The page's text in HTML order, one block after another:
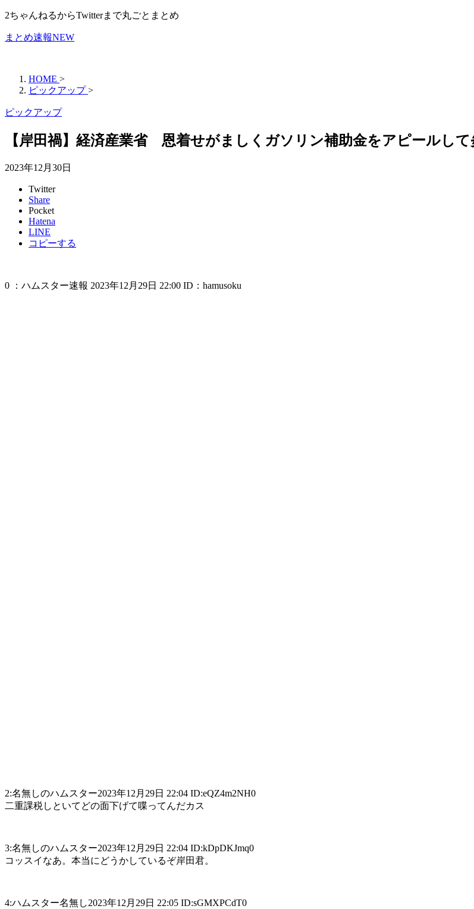
2ちゃんねるからTwitterまで丸ごとまとめ
まとめ速報NEW
HOME >
ピックアップ >
ピックアップ
【岸田禍】経済産業省 恩着せがましくガソリン補助金をアピールして
2023年12月30日
Twitter
Share
Pocket
Hatena
LINE
コピーする
0 ：ハムスター速報 2023年12月29日 22:00 ID：hamusoku
2:名無しのハムスター2023年12月29日 22:04 ID:eQZ4m2NH0
二重課税しといてどの面下げて喋ってんだカス
3:名無しのハムスター2023年12月29日 22:04 ID:kDpDKJmq0
コッスイなあ。本当にどうかしているぞ岸田君。
4:ハムスター名無し2023年12月29日 22:05 ID:sGMXPCdT0